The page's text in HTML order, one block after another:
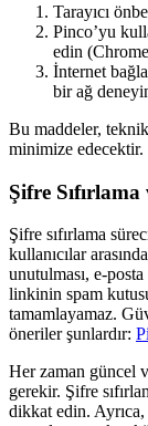
Tarayıcı
Pinco’yu
edin
İnternet
bir ağ
Bu maddeler,
minimize edecektir.
Şifre
Şifre sıfırlama
kullanıcılar
unutulması, e-
linkinin spam
tamamlayamaz.
öneriler şunlardır:
Her zaman güncel
gerekir. Şifre
dikkat edin. Ayrıca,